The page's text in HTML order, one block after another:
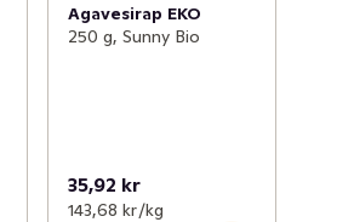
Agavesirap EKO
250 g, Sunny Bio
35,92 kr
143,68 kr /kg